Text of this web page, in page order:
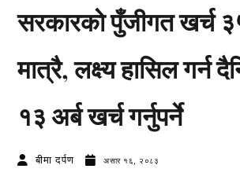
सरकारकाे पुँजीगत खर्च
मात्रै, लक्ष्य हासिल गर्न
१३ अर्ब खर्च गर्नुपर्ने
बीमा दर्पण असार १६, २०८३